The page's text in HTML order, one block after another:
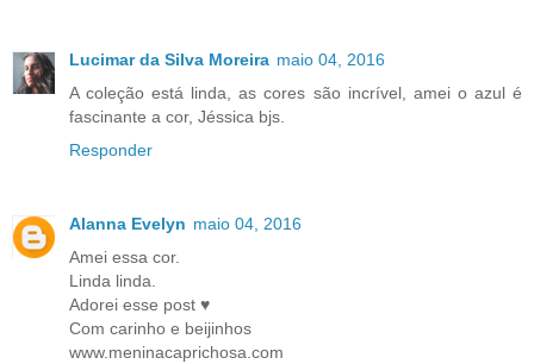
Lucimar da Silva Moreira maio 04, 2016
A coleção está linda, as cores são incrível, amei o azul é
fascinante a cor, Jéssica bjs.
Responder
Alanna Evelyn maio 04, 2016
Amei essa cor.
Linda linda.
Adorei esse post ♥
Com carinho e beijinhos
www.meninacaprichosa.com